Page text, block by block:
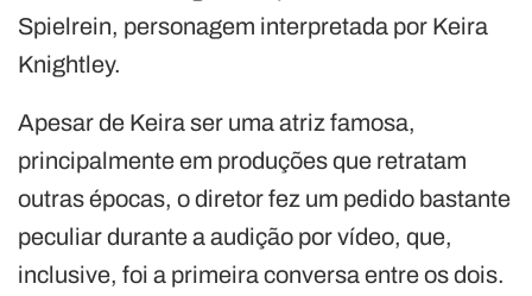
Spielrein, personagem interpretada por Keira
Knightley.
Apesar de Keira ser uma atriz famosa,
principalmente em produções que retratam
outras épocas, o diretor fez um pedido bastante
peculiar durante a audição por vídeo, que,
inclusive, foi a primeira conversa entre os dois.